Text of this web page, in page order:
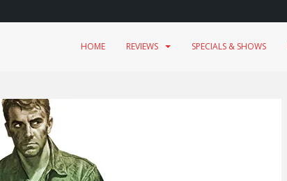
HOME REVIEWS SPECIALS & SHOWS